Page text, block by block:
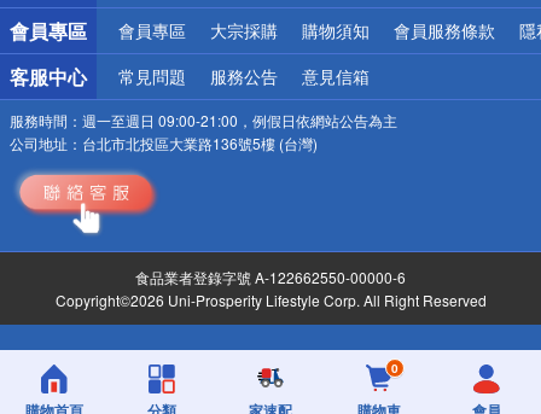
會員專區 會員專區 大宗採購 購物須知 會員服務條款 隱
客服中心 常見問題 服務公告 意見信箱
服務時間： 週一至週日 09:00-21:00，例假日依網站公告為主
公司地址： 台北市北投區大業路136號5樓 (台灣)
食品業者登錄字號 A-122662550-00000-6
Copyright©2026 Uni-Prosperity Lifestyle Corp. All Right Reserved
0